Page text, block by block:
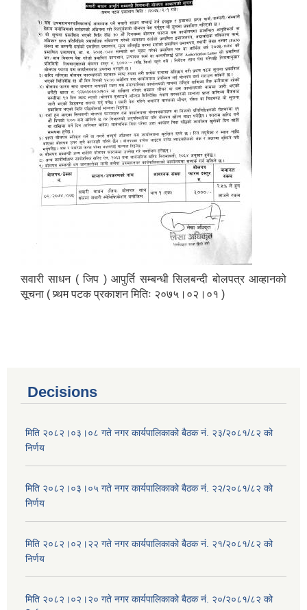
सवारी साधन ( जिप​ )​ आपुर्ति सम्बन्धी सिलबन्दी बोलपत्र आव्हानको
सूचना ( प्र्थम पटक प्रकाशन मितिः २०७५।०२।०१ )
Decisions
मिति २०८२।०३।०८ गते नगर कार्यपालिकाको बैठक नं. २३/२०८१/८२ को
निर्णय
मिति २०८२।०३।०५ गते नगर कार्यपालिकाको बैठक नं. २२/२०८१/८२ को
निर्णय
मिति २०८२।०२।२२ गते नगर कार्यपालिकाको बैठक नं. २१/२०८१/८२ को
निर्णय
मिति २०८२।०२।२० गते नगर कार्यपालिकाको बैठक नं. २०/२०८१/८२ को